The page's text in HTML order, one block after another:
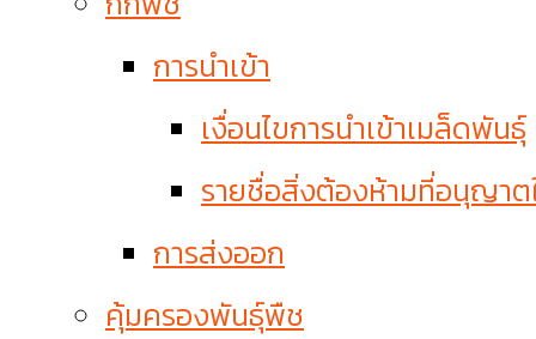
การนำเข้า
เงื่อนไขการนำเข้าเมล็ดพันธุ์
รายชื่อสิ่งต้องห้ามที่อนุญาต
การส่งออก
คุ้มครองพันธุ์พืช